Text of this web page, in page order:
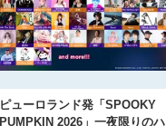
ピューロランド発「SPOOKY
PUMPKIN 2026」一夜限りのハ